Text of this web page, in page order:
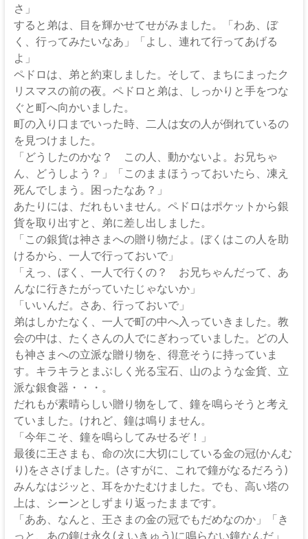
さ」
すると弟は、目を輝かせてせがみました。「わあ、ぼ
く、行ってみたいなあ」「よし、連れて行ってあげる
よ」
ペドロは、弟と約束しました。そして、まちにまったク
リスマスの前の夜。ペドロと弟は、しっかりと手をつな
ぐと町へ向かいました。
町の入り口までいった時、二人は女の人が倒れているの
を見つけました。
「どうしたのかな？ この人、動かないよ。お兄ちゃ
ん、どうしよう？」「このままほうっておいたら、凍え
死んでしまう。困ったなあ？」
あたりには、だれもいません。ペドロはポケットから銀
貨を取り出すと、弟に差し出しました。
「この銀貨は神さまへの贈り物だよ。ぼくはこの人を助
けるから、一人で行っておいで」
「えっ、ぼく、一人で行くの？ お兄ちゃんだって、あ
んなに行きたがっていたじゃないか」
「いいんだ。さあ、行っておいで」
弟はしかたなく、一人で町の中へ入っていきました。教
会の中は、たくさんの人でにぎわっていました。どの人
も神さまへの立派な贈り物を、得意そうに持っていま
す。キラキラとまぶしく光る宝石、山のような金貨、立
派な銀食器・・・。
だれもが素晴らしい贈り物をして、鐘を鳴らそうと考え
ていました。けれど、鐘は鳴りません。
「今年こそ、鐘を鳴らしてみせるぞ！」
最後に王さまも、命の次に大切にしている金の冠(かんむ
り)をささげました。(さすがに、これで鐘がなるだろう)
みんなはジッと、耳をかたむけました。でも、高い塔の
上は、シーンとしずまり返ったままです。
「ああ、なんと、王さまの金の冠でもだめなのか」「き
っと、あの鐘は永久(えいきゅう)に鳴らない鐘なんだ」